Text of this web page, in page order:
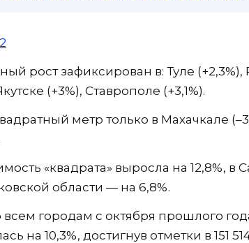
рост зафиксирован в: Туле (+2,3%),
(+3%), Ставрополе (+3,1%).
метр только в Махачкале
«квадрата» выросла на 12,8%, в
области — на 6,8%.
городам с октября прошлого
на 10,3%, достигнув отметки в 151